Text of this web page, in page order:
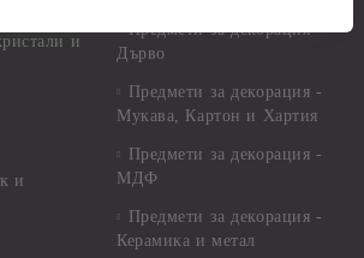
и
и
Предмети за декорация -
Дърво
Предмети за декорация -
Мукава, Картон и Хартия
Предмети за декорация -
МДФ
Предмети за декорация -
Керамика и метал